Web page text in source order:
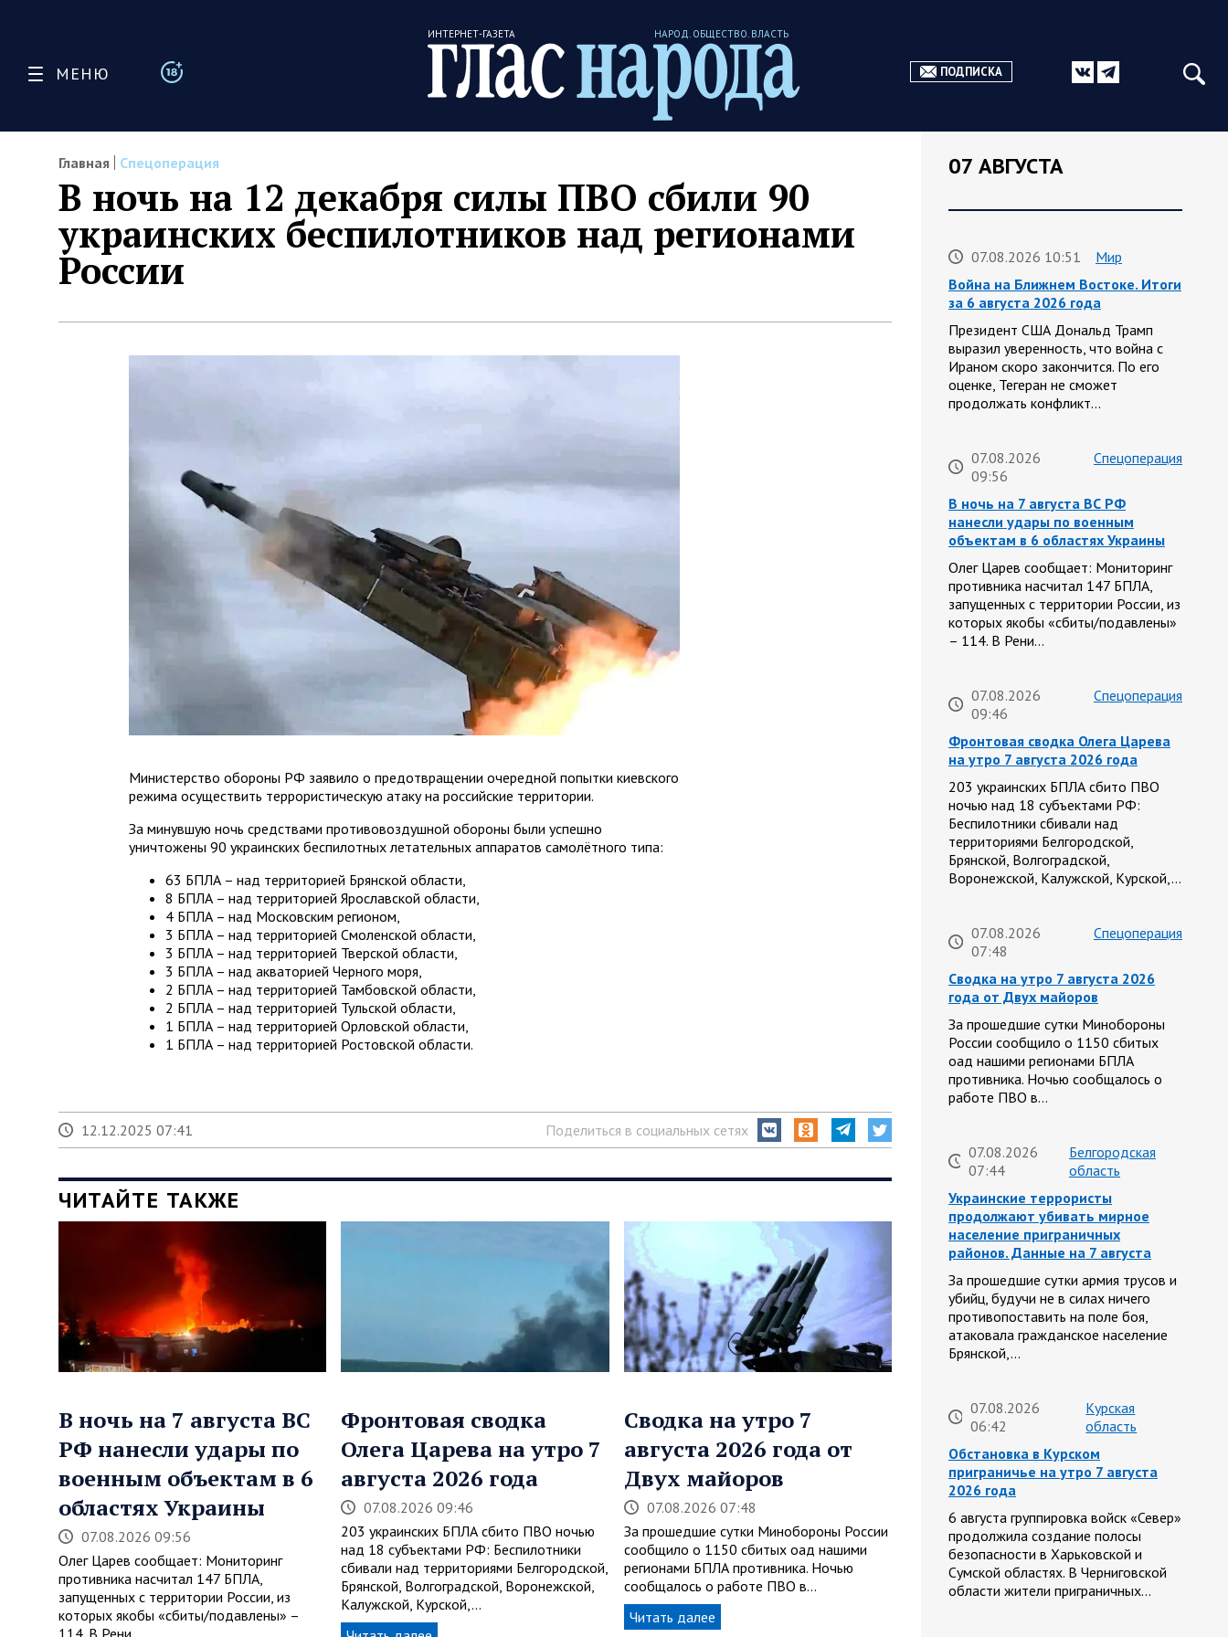
МЕНЮ
ИНТЕРНЕТ-ГАЗЕТА НАРОД. ОБЩЕСТВО. ВЛАСТЬ
ПОДПИСКА
Главная Спецоперация
В ночь на 12 декабря силы ПВО сбили 90
украинских беспилотников над регионами
России
Министерство обороны РФ заявило о предотвращении очередной попытки киевского
режима осуществить террористическую атаку на российские территории.
За минувшую ночь средствами противовоздушной обороны были успешно
уничтожены 90 украинских беспилотных летательных аппаратов самолётного типа:
63 БПЛА – над территорией Брянской области,
8 БПЛА – над территорией Ярославской области,
4 БПЛА – над Московским регионом,
3 БПЛА – над территорией Смоленской области,
3 БПЛА – над территорией Тверской области,
3 БПЛА – над акваторией Черного моря,
2 БПЛА – над территорией Тамбовской области,
2 БПЛА – над территорией Тульской области,
1 БПЛА – над территорией Орловской области,
1 БПЛА – над территорией Ростовской области.
12.12.2025 07:41 Поделиться в социальных сетях
ЧИТАЙТЕ ТАКЖЕ
В ночь на 7 августа ВС
РФ нанесли удары по
военным объектам в 6
областях Украины
07.08.2026 09:56
Олег Царев сообщает: Мониторинг
противника насчитал 147 БПЛА,
запущенных с территории России, из
которых якобы «сбиты/подавлены» –
Фронтовая сводка
Олега Царева на утро 7
августа 2026 года
07.08.2026 09:46
203 украинских БПЛА сбито ПВО ночью
над 18 субъектами РФ: Беспилотники
сбивали над территориями Белгородской,
Брянской, Волгоградской, Воронежской,
Калужской, Курской,…
Сводка на утро 7
августа 2026 года от
Двух майоров
07.08.2026 07:48
За прошедшие сутки Минобороны России
сообщило о 1150 сбитых оад нашими
регионами БПЛА противника. Ночью
сообщалось о работе ПВО в…
Читать далее
07 АВГУСТА
07.08.2026 10:51
Мир
Война на Ближнем Востоке. Итоги
за 6 августа 2026 года
Президент США Дональд Трамп
выразил уверенность, что война с
Ираном скоро закончится. По его
оценке, Тегеран не сможет
продолжать конфликт…
07.08.2026
09:56
Спецоперация
В ночь на 7 августа ВС РФ
нанесли удары по военным
объектам в 6 областях Украины
Олег Царев сообщает: Мониторинг
противника насчитал 147 БПЛА,
запущенных с территории России, из
которых якобы «сбиты/подавлены»
– 114. В Рени…
07.08.2026
09:46
Спецоперация
Фронтовая сводка Олега Царева
на утро 7 августа 2026 года
203 украинских БПЛА сбито ПВО
ночью над 18 субъектами РФ:
Беспилотники сбивали над
территориями Белгородской,
Брянской, Волгоградской,
Воронежской, Калужской, Курской,…
07.08.2026
07:48
Спецоперация
Сводка на утро 7 августа 2026
года от Двух майоров
За прошедшие сутки Минобороны
России сообщило о 1150 сбитых
оад нашими регионами БПЛА
противника. Ночью сообщалось о
работе ПВО в…
07.08.2026
07:44
Белгородская
область
Украинские террористы
продолжают убивать мирное
население приграничных
районов. Данные на 7 августа
За прошедшие сутки армия трусов и
убийц, будучи не в силах ничего
противопоставить на поле боя,
атаковала гражданское население
Брянской,…
07.08.2026
06:42
Курская
область
Обстановка в Курском
приграничье на утро 7 августа
2026 года
6 августа группировка войск «Север»
продолжила создание полосы
безопасности в Харьковской и
Сумской областях. В Черниговской
области жители приграничных…